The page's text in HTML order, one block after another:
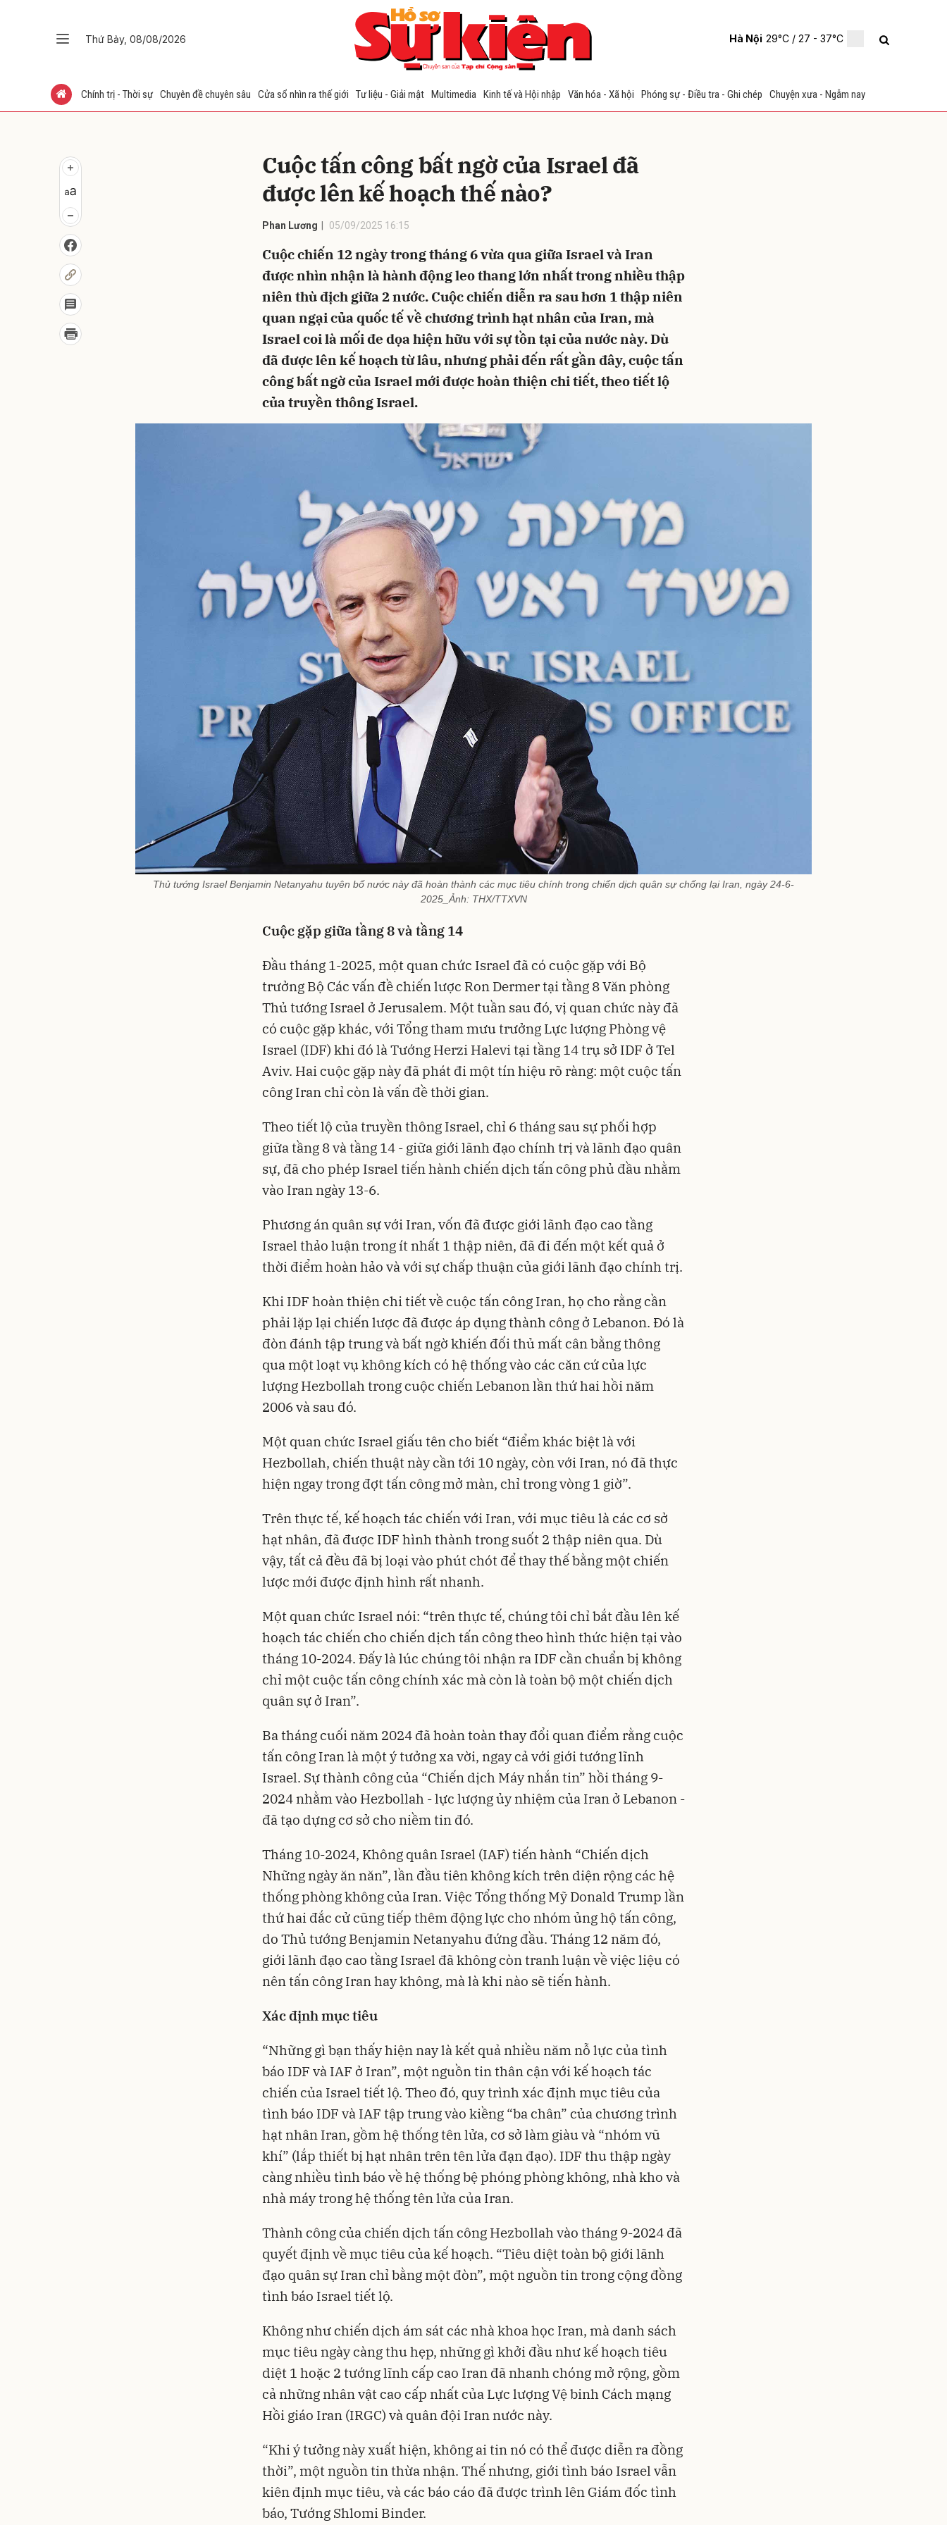
Thứ Bảy, 08/08/2026 Hà Nội 29°C / 27 - 37°C
Chính trị - Thời sự Chuyên đề chuyên sâu Cửa sổ nhìn ra thế giới Tư liệu - Giải mật Multimedia Kinh tế và Hội nhập Văn hóa - Xã hội Phóng sự - Điều tra - Ghi chép Chuyện xưa - Ngẫm nay
Cuộc tấn công bất ngờ của Israel đã
được lên kế hoạch thế nào?
Phan Lương 05/09/2025 16:15
Cuộc chiến 12 ngày trong tháng 6 vừa qua giữa Israel và Iran
được nhìn nhận là hành động leo thang lớn nhất trong nhiều thập
niên thù địch giữa 2 nước. Cuộc chiến diễn ra sau hơn 1 thập niên
quan ngại của quốc tế về chương trình hạt nhân của Iran, mà
Israel coi là mối đe dọa hiện hữu với sự tồn tại của nước này. Dù
đã được lên kế hoạch từ lâu, nhưng phải đến rất gần đây, cuộc tấn
công bất ngờ của Israel mới được hoàn thiện chi tiết, theo tiết lộ
của truyền thông Israel.
Thủ tướng Israel Benjamin Netanyahu tuyên bố nước này đã hoàn thành các mục tiêu chính trong chiến dịch quân sự chống lại Iran, ngày 24-6-
2025_Ảnh: THX/TTXVN
Cuộc gặp giữa tầng 8 và tầng 14
Đầu tháng 1-2025, một quan chức Israel đã có cuộc gặp với Bộ
trưởng Bộ Các vấn đề chiến lược Ron Dermer tại tầng 8 Văn phòng
Thủ tướng Israel ở Jerusalem. Một tuần sau đó, vị quan chức này đã
có cuộc gặp khác, với Tổng tham mưu trưởng Lực lượng Phòng vệ
Israel (IDF) khi đó là Tướng Herzi Halevi tại tầng 14 trụ sở IDF ở Tel
Aviv. Hai cuộc gặp này đã phát đi một tín hiệu rõ ràng: một cuộc tấn
công Iran chỉ còn là vấn đề thời gian.
Theo tiết lộ của truyền thông Israel, chỉ 6 tháng sau sự phối hợp
giữa tầng 8 và tầng 14 - giữa giới lãnh đạo chính trị và lãnh đạo quân
sự, đã cho phép Israel tiến hành chiến dịch tấn công phủ đầu nhằm
vào Iran ngày 13-6.
Phương án quân sự với Iran, vốn đã được giới lãnh đạo cao tầng
Israel thảo luận trong ít nhất 1 thập niên, đã đi đến một kết quả ở
thời điểm hoàn hảo và với sự chấp thuận của giới lãnh đạo chính trị.
Khi IDF hoàn thiện chi tiết về cuộc tấn công Iran, họ cho rằng cần
phải lặp lại chiến lược đã được áp dụng thành công ở Lebanon. Đó là
đòn đánh tập trung và bất ngờ khiến đối thủ mất cân bằng thông
qua một loạt vụ không kích có hệ thống vào các căn cứ của lực
lượng Hezbollah trong cuộc chiến Lebanon lần thứ hai hồi năm
2006 và sau đó.
Một quan chức Israel giấu tên cho biết “điểm khác biệt là với
Hezbollah, chiến thuật này cần tới 10 ngày, còn với Iran, nó đã thực
hiện ngay trong đợt tấn công mở màn, chỉ trong vòng 1 giờ”.
Trên thực tế, kế hoạch tác chiến với Iran, với mục tiêu là các cơ sở
hạt nhân, đã được IDF hình thành trong suốt 2 thập niên qua. Dù
vậy, tất cả đều đã bị loại vào phút chót để thay thế bằng một chiến
lược mới được định hình rất nhanh.
Một quan chức Israel nói: “trên thực tế, chúng tôi chỉ bắt đầu lên kế
hoạch tác chiến cho chiến dịch tấn công theo hình thức hiện tại vào
tháng 10-2024. Đấy là lúc chúng tôi nhận ra IDF cần chuẩn bị không
chỉ một cuộc tấn công chính xác mà còn là toàn bộ một chiến dịch
quân sự ở Iran”.
Ba tháng cuối năm 2024 đã hoàn toàn thay đổi quan điểm rằng cuộc
tấn công Iran là một ý tưởng xa vời, ngay cả với giới tướng lĩnh
Israel. Sự thành công của “Chiến dịch Máy nhắn tin” hồi tháng 9-
2024 nhằm vào Hezbollah - lực lượng ủy nhiệm của Iran ở Lebanon -
đã tạo dựng cơ sở cho niềm tin đó.
Tháng 10-2024, Không quân Israel (IAF) tiến hành “Chiến dịch
Những ngày ăn năn”, lần đầu tiên không kích trên diện rộng các hệ
thống phòng không của Iran. Việc Tổng thống Mỹ Donald Trump lần
thứ hai đắc cử cũng tiếp thêm động lực cho nhóm ủng hộ tấn công,
do Thủ tướng Benjamin Netanyahu đứng đầu. Tháng 12 năm đó,
giới lãnh đạo cao tầng Israel đã không còn tranh luận về việc liệu có
nên tấn công Iran hay không, mà là khi nào sẽ tiến hành.
Xác định mục tiêu
“Những gì bạn thấy hiện nay là kết quả nhiều năm nỗ lực của tình
báo IDF và IAF ở Iran”, một nguồn tin thân cận với kế hoạch tác
chiến của Israel tiết lộ. Theo đó, quy trình xác định mục tiêu của
tình báo IDF và IAF tập trung vào kiềng “ba chân” của chương trình
hạt nhân Iran, gồm hệ thống tên lửa, cơ sở làm giàu và “nhóm vũ
khí” (lắp thiết bị hạt nhân trên tên lửa đạn đạo). IDF thu thập ngày
càng nhiều tình báo về hệ thống bệ phóng phòng không, nhà kho và
nhà máy trong hệ thống tên lửa của Iran.
Thành công của chiến dịch tấn công Hezbollah vào tháng 9-2024 đã
quyết định về mục tiêu của kế hoạch. “Tiêu diệt toàn bộ giới lãnh
đạo quân sự Iran chỉ bằng một đòn”, một nguồn tin trong cộng đồng
tình báo Israel tiết lộ.
Không như chiến dịch ám sát các nhà khoa học Iran, mà danh sách
mục tiêu ngày càng thu hẹp, những gì khởi đầu như kế hoạch tiêu
diệt 1 hoặc 2 tướng lĩnh cấp cao Iran đã nhanh chóng mở rộng, gồm
cả những nhân vật cao cấp nhất của Lực lượng Vệ binh Cách mạng
Hồi giáo Iran (IRGC) và quân đội Iran nước này.
“Khi ý tưởng này xuất hiện, không ai tin nó có thể được diễn ra đồng
thời”, một nguồn tin thừa nhận. Thế nhưng, giới tình báo Israel vẫn
kiên định mục tiêu, và các báo cáo đã được trình lên Giám đốc tình
báo, Tướng Shlomi Binder.